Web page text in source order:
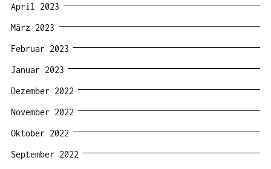
April 2023
März 2023
Februar 2023
Januar 2023
Dezember 2022
November 2022
Oktober 2022
September 2022